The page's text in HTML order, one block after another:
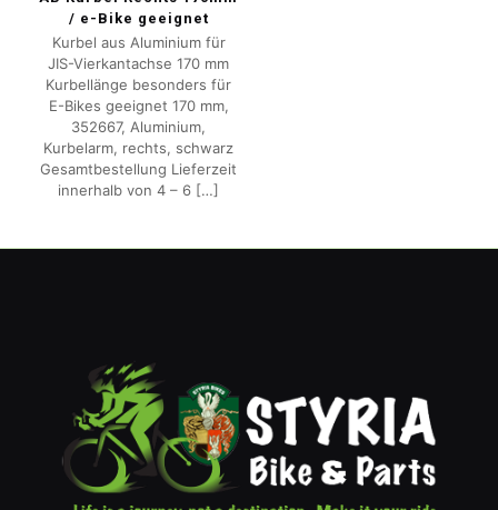
/ e-Bike geeignet
Kurbel aus Aluminium für
JIS-Vierkantachse 170 mm
Kurbellänge besonders für
E-Bikes geeignet 170 mm,
352667, Aluminium,
Kurbelarm, rechts, schwarz
Gesamtbestellung Lieferzeit
innerhalb von 4 – 6 […]